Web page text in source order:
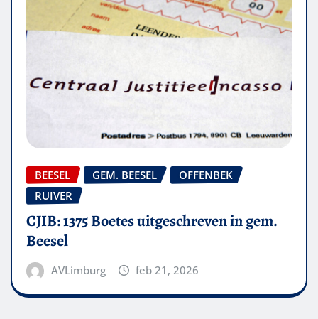
BEESEL GEM. BEESEL
OFFENBEK
RUIVER
CJIB: 1375 Boetes uitgeschreven in gem.
Beesel
AVLimburg feb 21, 2026